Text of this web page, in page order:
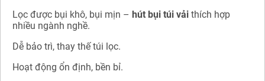
Lọc được bụi khô, bụi mịn – hút bụi túi vải thích hợp
nhiều ngành nghề.
Dễ bảo trì, thay thế túi lọc.
Hoạt động ổn định, bền bỉ.